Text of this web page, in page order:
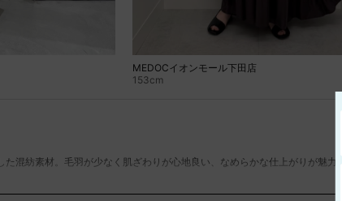
MEDOCイオンモール下田店
153cm
た混紡素材。毛羽が少なく肌ざわりが心地良い、なめらかな仕上がりが魅